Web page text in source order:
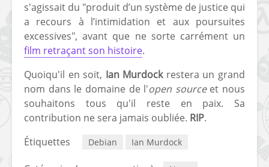
s'agissait du "produit d’un système de justice qui
a recours à l’intimidation et aux poursuites
excessives", avant que ne sorte carrément un
film retraçant son histoire.
Quoiqu'il en soit, Ian Murdockrestera un grand
nom dans le domaine de l'open sourceet nous
souhaitons tous qu'il reste en paix. Sa
contribution ne sera jamais oubliée. RIP.
Étiquettes
Debian Ian Murdock